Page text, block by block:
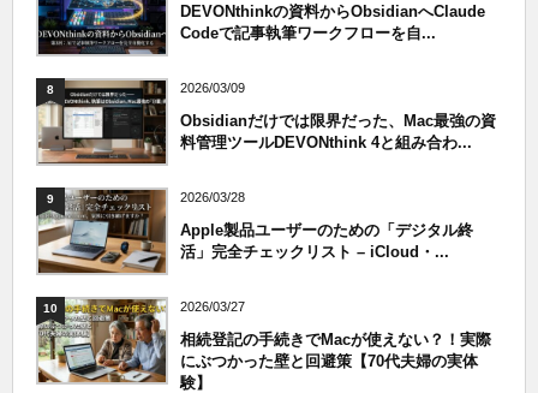
DEVONthinkの資料からObsidianへClaude
Codeで記事執筆ワークフローを自...
8 2026/03/09
Obsidianだけでは限界だった、Mac最強の資
料管理ツールDEVONthink 4と組み合わ...
9 2026/03/28
Apple製品ユーザーのための「デジタル終
活」完全チェックリスト – iCloud・...
10 2026/03/27
相続登記の手続きでMacが使えない？！実際
にぶつかった壁と回避策【70代夫婦の実体
験】